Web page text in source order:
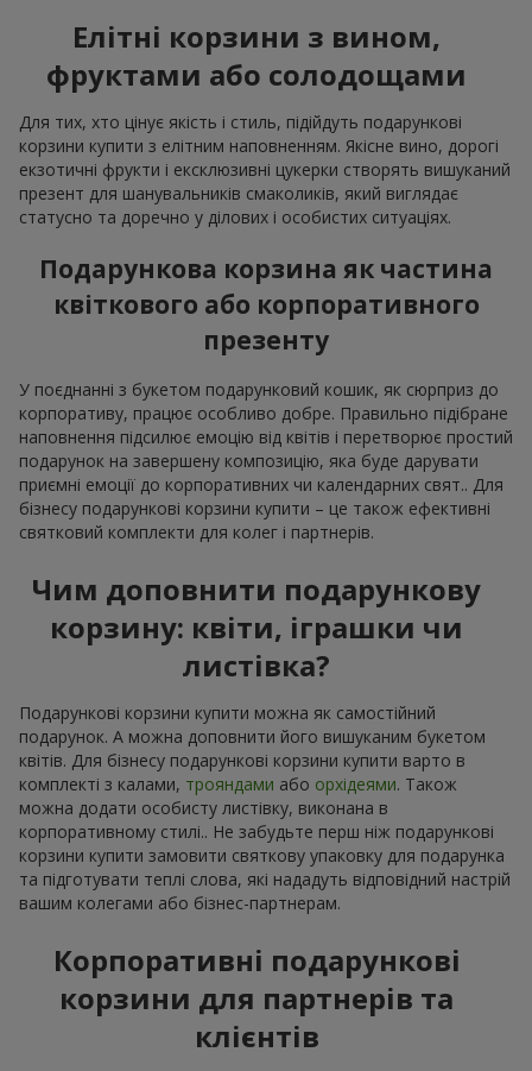
Елітні корзини з вином,
фруктами або солодощами
Для тих, хто цінує якість і стиль, підійдуть подарункові
корзини купити з елітним наповненням. Якісне вино, дорогі
екзотичні фрукти і ексклюзивні цукерки створять вишуканий
презент для шанувальників смаколиків, який виглядає
статусно та доречно у ділових і особистих ситуаціях.
Подарункова корзина як частина
квіткового або корпоративного
презенту
У поєднанні з букетом подарунковий кошик, як сюрприз до
корпоративу, працює особливо добре. Правильно підібране
наповнення підсилює емоцію від квітів і перетворює простий
подарунок на завершену композицію, яка буде дарувати
приємні емоції до корпоративних чи календарних свят.. Для
бізнесу подарункові корзини купити – це також ефективні
святковий комплекти для колег і партнерів.
Чим доповнити подарункову
корзину: квіти, іграшки чи
листівка?
Подарункові корзини купити можна як самостійний
подарунок. А можна доповнити його вишуканим букетом
квітів. Для бізнесу подарункові корзини купити варто в
комплекті з калами, трояндами або орхідеями. Також
можна додати особисту листівку, виконана в
корпоративному стилі.. Не забудьте перш ніж подарункові
корзини купити замовити святкову упаковку для подарунка
та підготувати теплі слова, які нададуть відповідний настрій
вашим колегами або бізнес-партнерам.
Корпоративні подарункові
корзини для партнерів та
клієнтів